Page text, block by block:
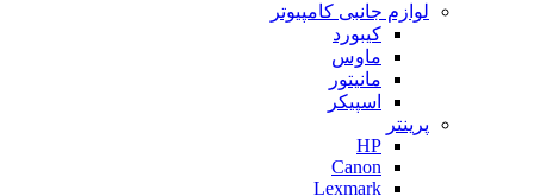
لوازم جانبی کامپیوتر
کیبورد
ماوس
مانیتور
اسپیکر
پرینتر
HP
Canon
Lexmark